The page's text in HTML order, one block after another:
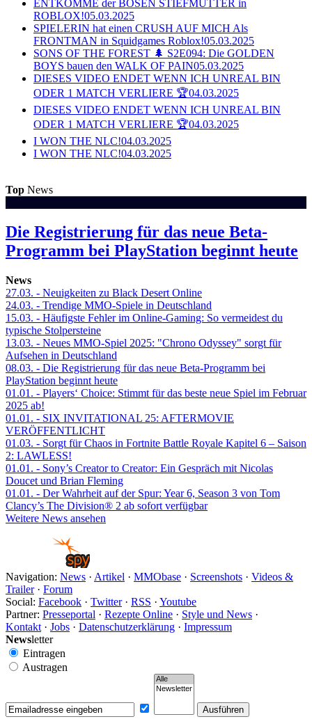
ENTKOMME der BÖSEN STIEFMUTTER in
ROBLOX!05.03.2025
SPIELERIN hat einen CRUSH AUF MICH Als
FRONTMAN in Squidgames Roblox!05.03.2025
SONS OF THE FOREST 🌲 S2E094: Die GOLDEN
BOYS bauen den WALK OF PAIN05.03.2025
DIESES VIDEO ENDET WENN ICH UNREAL BIN
ODER 1 MATCH VERLIERE 🏆04.03.2025
DIESES VIDEO ENDET WENN ICH UNREAL BIN
ODER 1 MATCH VERLIERE 🏆04.03.2025
I WON THE NLC!04.03.2025
I WON THE NLC!04.03.2025
Top News
Die Registrierung für das neue Beta-
Programm bei PlayStation beginnt heute
News
27.03. - Neuigkeiten zu Black Desert Online
24.03. - Trendige MMO-Spiele in Deutschland
15.03. - Häufigste Fehler im Online-Gaming: So vermeidest du
typische Stolpersteine
13.03. - Neues MMO-Spiel 2025: "Chrono Odyssey" sorgt für
Aufsehen in Deutschland
08.03. - Die Registrierung für das neue Beta-Programm bei
PlayStation beginnt heute
01.01. - Players‘ Choice: Stimmt für das beste neue Spiel im Februar
2025 ab!
01.01. - SIX INVITATIONAL 25: AFTERMOVIE
VERÖFFENTLICHT
01.03. - Sorgt für Chaos in Fortnite Battle Royale Kapitel 6 – Saison
2: LAWLESS!
01.01. - Sony’s Creator to Creator: Ein Gespräch mit Nicolas
Doucet und Brian Fleming
01.01. - Der Wahrheit auf der Spur: Year 6, Season 3 von Tom
Clancy’s The Division® 2 ab sofort verfügbar
Weitere News ansehen
Navigation: News · Artikel · MMObase · Screenshots · Videos &
Trailer· Forum
Social: Facebook · Twitter· RSS · Youtube
Partner: Presseportal · Rezepte Online · Style und News ·
Kontakt · Jobs · Datenschutzerklärung · Impressum
Newsletter
Eintragen
Austragen